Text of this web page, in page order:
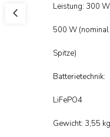
Leistung: 300
500 W
Spitze)
Batterietechnik:
LiFePO4
Gewicht: 3,55 kg